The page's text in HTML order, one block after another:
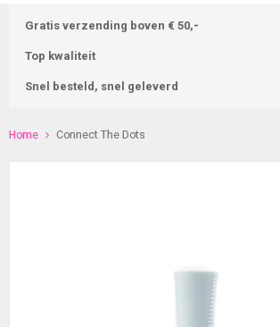
Gratis verzending boven € 50,-
Top kwaliteit
Snel besteld, snel geleverd
Home Connect The Dots